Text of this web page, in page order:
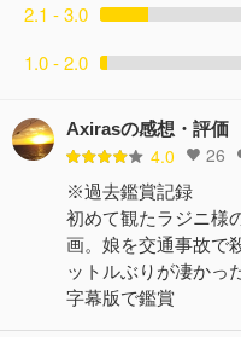
2.1 - 3.0
1.0 - 2.0
Axirasの感想・評価
4.0 26
※過去鑑賞記録
初めて観たラジニ様
画。娘を交通事故で
ットルぶりが凄かっ
字幕版で鑑賞